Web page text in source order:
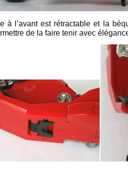
à l’avant est rétractable et la
de la faire tenir avec